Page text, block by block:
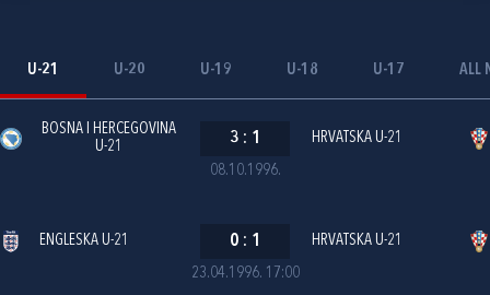
U-21 U-20 U-19 U-18 U-17 ALL
08.10.1996.
BOSNA I HERCEGOVINA
U-21
3 : 1 HRVATSKA U-21
23.04.1996. 17:00
ENGLESKA U-21 0 : 1 HRVATSKA U-21